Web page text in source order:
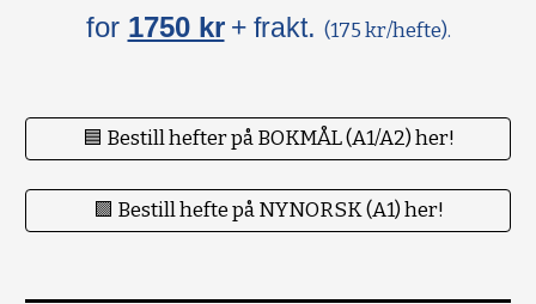
for 1750 kr + frakt. (175 kr/hefte).
🟦 Bestill hefter på BOKMÅL (A1/A2) her!
🟪 Bestill hefte på NYNORSK (A1) her!